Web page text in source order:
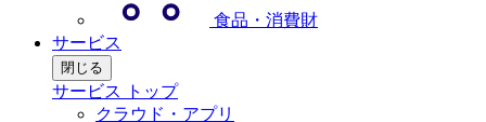
食品・消費財
サービス
閉じる
サービス トップ
クラウド・アプリ